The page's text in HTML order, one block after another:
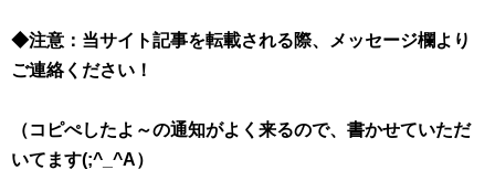
◆注意：当サイト記事を転載される際、メッセージ欄より
ご連絡ください！
（コピぺしたよ～の通知がよく来るので、書かせていただ
いてます(;^_^A）